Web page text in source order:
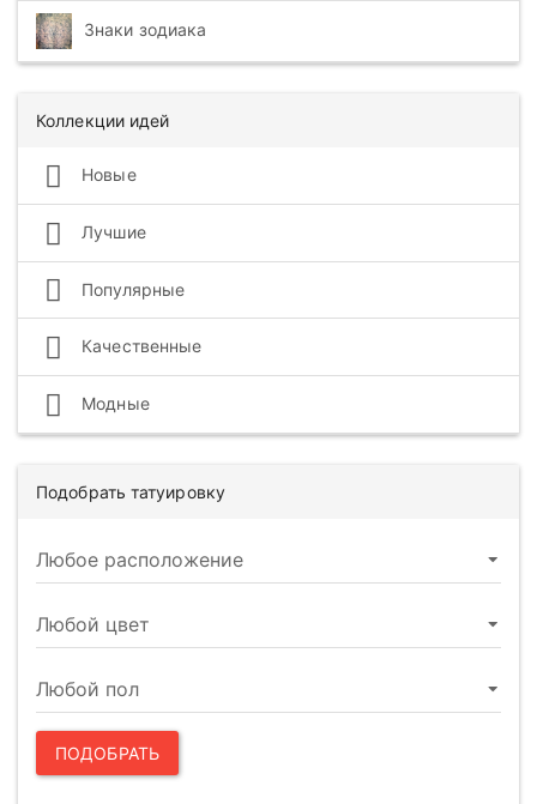
Знаки зодиака
Коллекции идей
Новые
Лучшие
Популярные
Качественные
Модные
Подобрать татуировку
ПОДОБРАТЬ